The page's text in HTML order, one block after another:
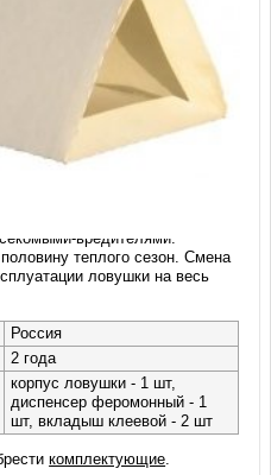
с
вредных веществ для
вредителями.
теплого сезон. Смена
ловушки на весь
Россия
2 года
корпус ловушки - 1 шт,
диспенсер феромонный - 1
шт, вкладыш клеевой - 2 шт
комплектующие